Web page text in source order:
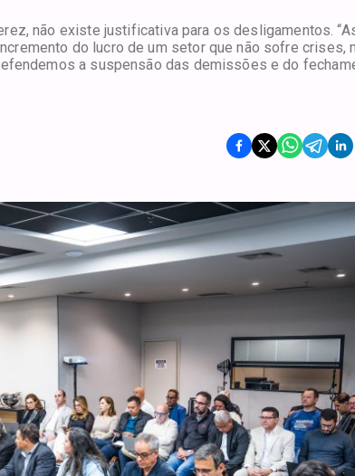
não existe justificativa para os desligamentos.
do lucro de um setor que não sofre crises,
a suspensão das demissões e do